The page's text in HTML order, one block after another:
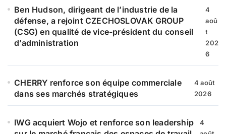
e Ben Hudson, dirigeant de l’industrie de la
défense, a rejoint CZECHOSLOVAK GROUP
(CSG) en qualité de vice-président du conseil
d’administration
4
aoû
t
202
6
CHERRY renforce son équipe commerciale
dans ses marchés stratégiques
4 août
2026
IWG acquiert Wojo et renforce son leadership
4